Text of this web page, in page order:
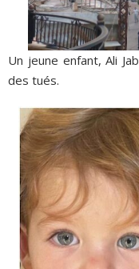
Un jeune enfant, Ali
des tués.